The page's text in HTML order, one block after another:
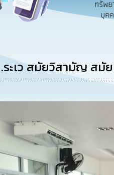
บุคคล
ะเว สมัยวิสามัญ สมั